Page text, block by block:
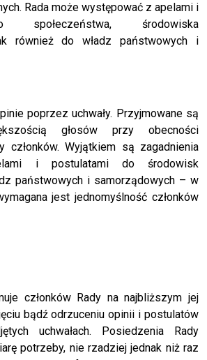
Rada może występować z apelami i
społeczeństwa, środowiska
również do władz państwowych i
poprzez uchwały. Przyjmowane są
głosów przy obecności
członków. Wyjątkiem są zagadnienia
i postulatami do środowisk
państwowych i samorządowych – w
jest jednomyślność członków
członków Rady na najbliższym jej
bądź odrzuceniu opinii i postulatów
uchwałach. Posiedzenia Rady
potrzeby, nie rzadziej jednak niż raz